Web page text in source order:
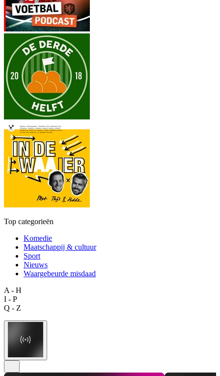
Top categorieën
Komedie
Maatschappij & cultuur
Sport
Nieuws
Waargebeurde misdaad
A - H
I - P
Q - Z